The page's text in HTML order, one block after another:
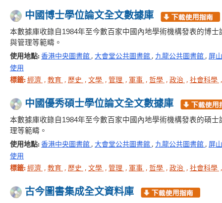
中國博士學位論文全文數據庫
本數據庫收錄自1984年至今數百家中國內地學術機構發表的博
與管理等範疇。
使用地點: 香港中央圖書館 , 大會堂公共圖書館 , 九龍公共圖書館 , 屏
使用
標籤: 經濟 , 教育 , 歷史 , 文學 , 管理 , 軍事 , 哲學 , 政治 , 社會科學
中國優秀碩士學位論文全文數據庫
本數據庫收錄自1984年至今數百家中國內地學術機構發表的碩
理等範疇。
使用地點: 香港中央圖書館 , 大會堂公共圖書館 , 九龍公共圖書館 , 屏
使用
標籤: 經濟 , 教育 , 歷史 , 文學 , 管理 , 軍事 , 哲學 , 政治 , 社會科學
古今圖書集成全文資料庫